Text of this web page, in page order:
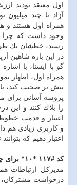
اول معتقد بودند
آزاد تا چند
همراه اول هستند و
وجود داشت كه چرا
رسند، خطشان یك
در این باره شاهین
گو با ایسنا، با
همراه اول، اظهار
بیش تر صحبت كند،
پروسه آسانی برای
را بلاك كنند و این
اعتبار و قدمت
و كاربری زیادی هم
اعتبار دهیم كه
كد #۱۱۷ *۱۰* برای چیست؟
مدیركل ارتباطات
درخواست مشتركان،